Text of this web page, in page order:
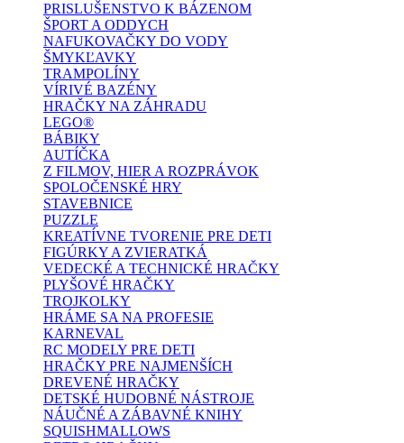
PRISLUŠENSTVO K BÁZENOM
ŠPORT A ODDYCH
NAFUKOVAČKY DO VODY
ŠMYKĽAVKY
TRAMPOLÍNY
VÍRIVÉ BAZÉNY
HRAČKY NA ZÁHRADU
LEGO®
BÁBIKY
AUTÍČKA
Z FILMOV, HIER A ROZPRÁVOK
SPOLOČENSKÉ HRY
STAVEBNICE
PUZZLE
KREATÍVNE TVORENIE PRE DETI
FIGÚRKY A ZVIERATKÁ
VEDECKÉ A TECHNICKÉ HRAČKY
PLYŠOVÉ HRAČKY
TROJKOLKY
HRÁME SA NA PROFESIE
KARNEVAL
RC MODELY PRE DETI
HRAČKY PRE NAJMENŠÍCH
DREVENÉ HRAČKY
DETSKÉ HUDOBNÉ NÁSTROJE
NÁUČNÉ A ZÁBAVNÉ KNIHY
SQUISHMALLOWS